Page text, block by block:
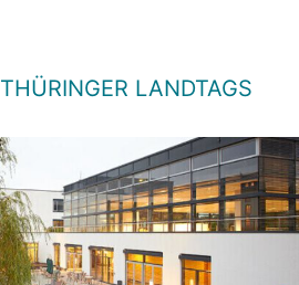
LANDTAGS